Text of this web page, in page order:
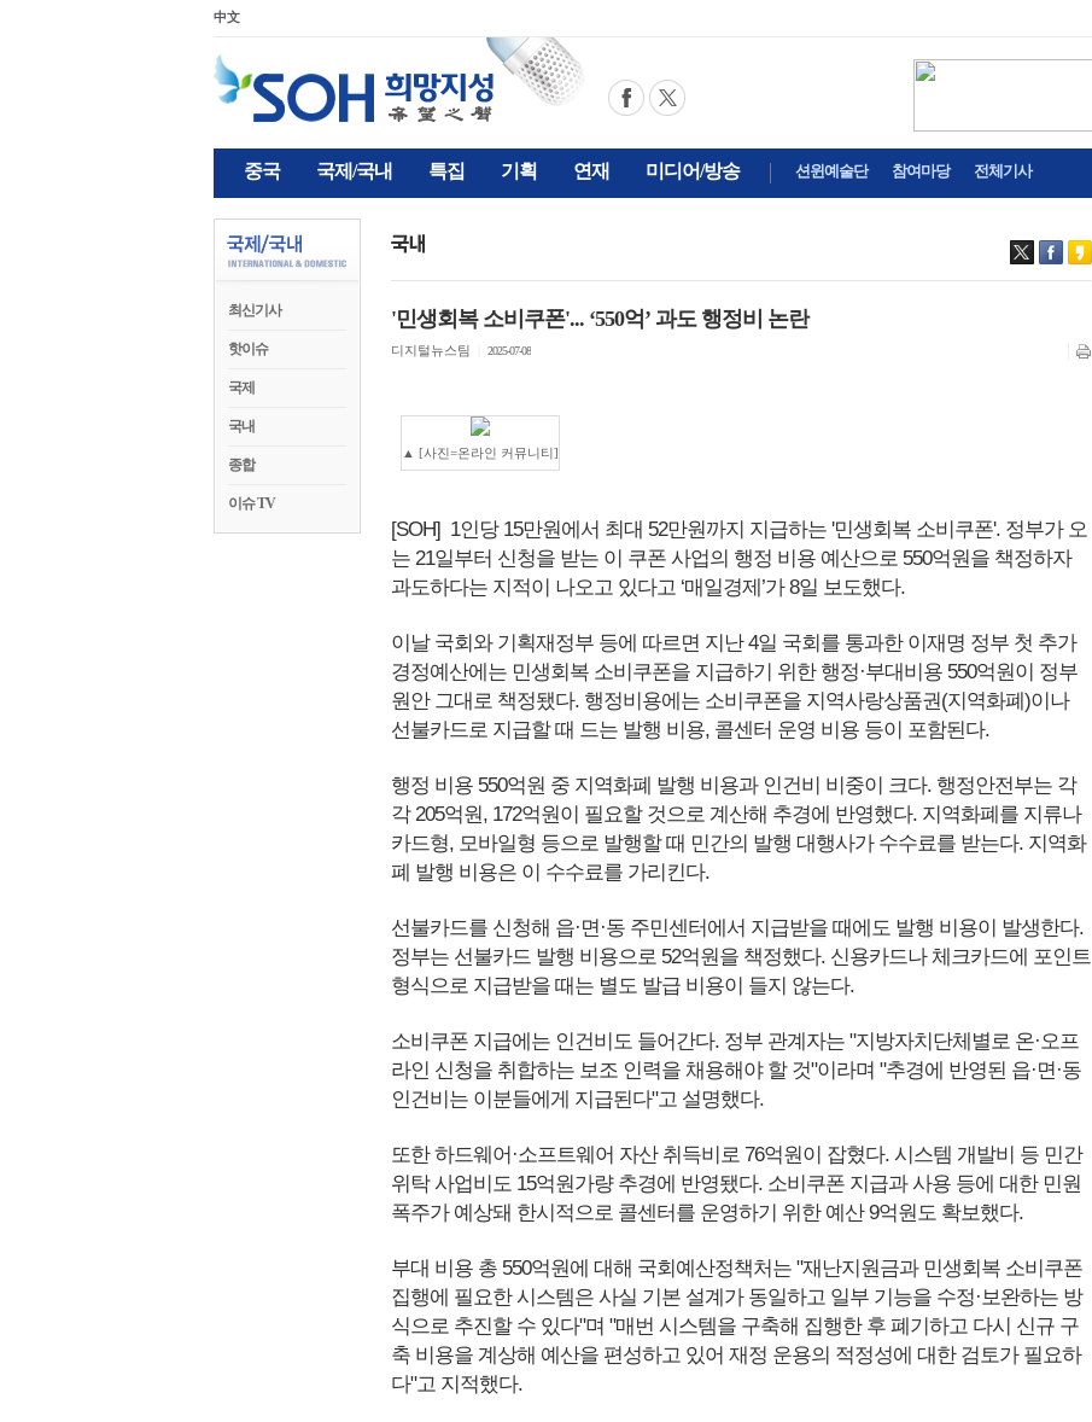
中文
중국 국제/국내 특집 기획 연재 미디어/방송 션윈예술단 참여마당 전체기사
최신기사
핫이슈
국제
국내
종합
이슈 TV
'민생회복 소비쿠폰'... ‘550억’ 과도 행정비 논란
디지털뉴스팀 2025-07-08
▲ [사진=온라인 커뮤니티]
[SOH] 1인당 15만원에서 최대 52만원까지 지급하는 '민생회복 소비쿠폰'. 정부가 오
는 21일부터 신청을 받는 이 쿠폰 사업의 행정 비용 예산으로 550억원을 책정하자
과도하다는 지적이 나오고 있다고 ‘매일경제’가 8일 보도했다.
이날 국회와 기획재정부 등에 따르면 지난 4일 국회를 통과한 이재명 정부 첫 추가
경정예산에는 민생회복 소비쿠폰을 지급하기 위한 행정·부대비용 550억원이 정부
원안 그대로 책정됐다. 행정비용에는 소비쿠폰을 지역사랑상품권(지역화폐)이나
선불카드로 지급할 때 드는 발행 비용, 콜센터 운영 비용 등이 포함된다.
행정 비용 550억원 중 지역화폐 발행 비용과 인건비 비중이 크다. 행정안전부는 각
각 205억원, 172억원이 필요할 것으로 계산해 추경에 반영했다. 지역화폐를 지류나
카드형, 모바일형 등으로 발행할 때 민간의 발행 대행사가 수수료를 받는다. 지역화
폐 발행 비용은 이 수수료를 가리킨다.
선불카드를 신청해 읍·면·동 주민센터에서 지급받을 때에도 발행 비용이 발생한다.
정부는 선불카드 발행 비용으로 52억원을 책정했다. 신용카드나 체크카드에 포인트
형식으로 지급받을 때는 별도 발급 비용이 들지 않는다.
소비쿠폰 지급에는 인건비도 들어간다. 정부 관계자는 "지방자치단체별로 온·오프
라인 신청을 취합하는 보조 인력을 채용해야 할 것"이라며 "추경에 반영된 읍·면·동
인건비는 이분들에게 지급된다"고 설명했다.
또한 하드웨어·소프트웨어 자산 취득비로 76억원이 잡혔다. 시스템 개발비 등 민간
위탁 사업비도 15억원가량 추경에 반영됐다. 소비쿠폰 지급과 사용 등에 대한 민원
폭주가 예상돼 한시적으로 콜센터를 운영하기 위한 예산 9억원도 확보했다.
부대 비용 총 550억원에 대해 국회예산정책처는 "재난지원금과 민생회복 소비쿠폰
집행에 필요한 시스템은 사실 기본 설계가 동일하고 일부 기능을 수정·보완하는 방
식으로 추진할 수 있다"며 "매번 시스템을 구축해 집행한 후 폐기하고 다시 신규 구
축 비용을 계상해 예산을 편성하고 있어 재정 운용의 적정성에 대한 검토가 필요하
다"고 지적했다.